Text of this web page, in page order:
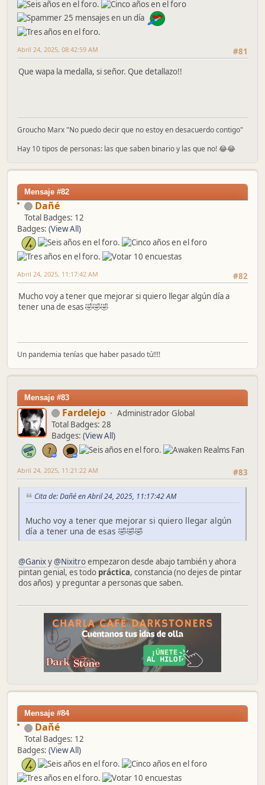
#81
Abril 24, 2025, 08:42:59 AM
Que wapa la medalla, si señor. Que detallazo!!
Groucho Marx "No puedo decir que no estoy en desacuerdo contigo"
Hay 10 tipos de personas: las que saben binario y las que no! 😂😂
Mensaje #82
Dañé
Total Badges: 12
Badges: (View All)
#82
Abril 24, 2025, 11:17:42 AM
Mucho voy a tener que mejorar si quiero llegar algún día a
tener una de esas 🤣🤣🤣
Un pandemia tenías que haber pasado tú!!!!
Mensaje #83
Fardelejo
Administrador Global
Total Badges: 28
Badges: (View All)
#83
Abril 24, 2025, 11:21:22 AM
Cita de: Dañé en Abril 24, 2025, 11:17:42 AM
Mucho voy a tener que mejorar si quiero llegar algún
día a tener una de esas 🤣🤣🤣
@Ganixy@Nixitroempezaron desde abajo también y ahora
pintan genial, es todo práctica, constancia (no dejes de pintar
dos años) y preguntar a personas que saben.
Mensaje #84
Dañé
Total Badges: 12
Badges: (View All)